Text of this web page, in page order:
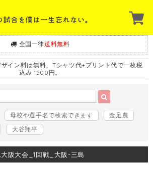
全国一律送料無料
イン料は無料、Tシャツ代+プリント代で一枚税
込み 1500円。
母校や選手名で検索できます
金足農
大谷翔平
阪大会_1回戦_大阪-三島